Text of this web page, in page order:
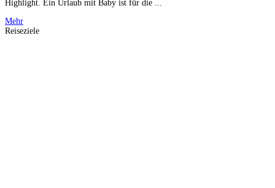
Highlight. Ein Urlaub mit Baby ist für die ...
Mehr
Reiseziele